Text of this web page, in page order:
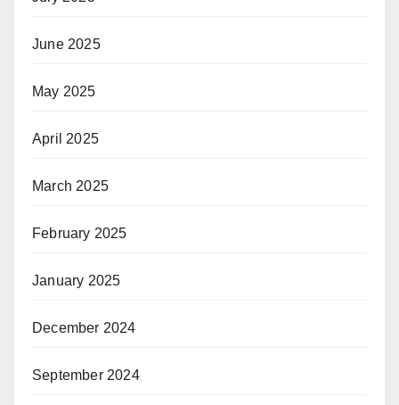
June 2025
May 2025
April 2025
March 2025
February 2025
January 2025
December 2024
September 2024